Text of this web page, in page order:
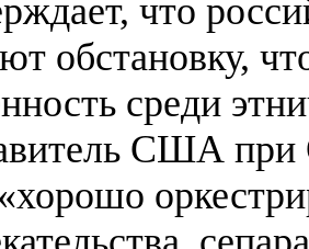
что
обстановку,
среди
США при